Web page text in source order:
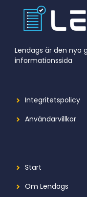
Lendags är den nya
informationssida
Integritetspolicy
Användarvillkor
Start
Om Lendags